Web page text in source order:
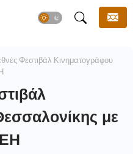
Φεστιβάλ Κινηματογράφου
με